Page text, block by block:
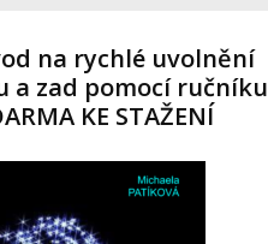
na rychlé uvolnění
a zad pomocí ručníku
KE STAŽENÍ